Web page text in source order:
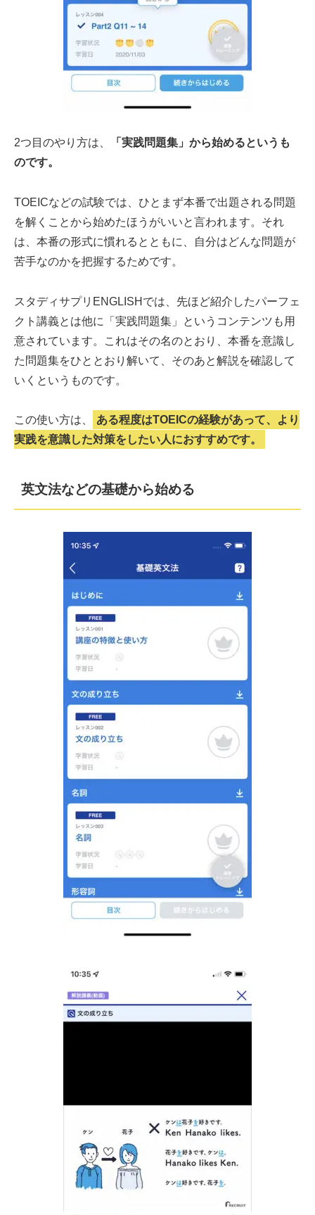
2つ目のやり方は、
「実践問題集」から始めるというも
のです。
TOEICなどの試験では、ひとまず本番で出題される問題
を解くことから始めたほうがいいと言われます。それ
は、本番の形式に慣れるとともに、自分はどんな問題が
苦手なのかを把握するためです。
スタディサプリENGLISHでは、先ほど紹介したパーフェ
クト講義とは他に「実践問題集」というコンテンツも用
意されています。これはその名のとおり、本番を意識し
た問題集をひととおり解いて、そのあと解説を確認して
いくというものです。
この使い方は、
ある程度はTOEICの経験があって、より
実践を意識した対策をしたい人におすすめです。
英文法などの基礎から始める